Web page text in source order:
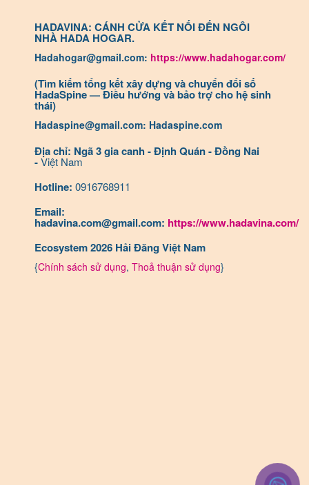
HADAVINA: CÁNH CỬA KẾT NỐI ĐẾN NGÔI
NHÀ HADA HOGAR.
Hadahogar@gmail.com: https://www.hadahogar.com/
(Tìm kiếm tổng kết xây dựng và chuyển đổi số
HadaSpine — Điều hướng và bảo trợ cho hệ sinh
thái)
Hadaspine@gmail.com: Hadaspine.com
Địa chỉ: Ngã 3 gia canh - Định Quán - Đồng Nai
-Việt Nam
Hotline: 0916768911
Email:
hadavina.com@gmail.com: https://www.hadavina.com/
Ecosystem 2026 Hải Đăng Việt Nam
{Chính sách sử dụng, Thoả thuận sử dụng}